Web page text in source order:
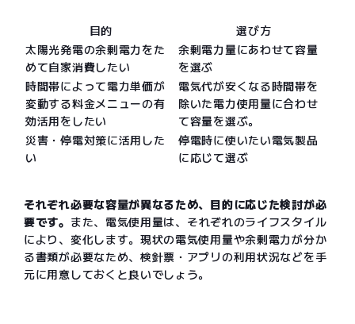
目的
選び方
太陽光発電の余剰電力をた
めて自家消費したい
余剰電力量にあわせて容量
を選ぶ
時間帯によって電力単価が
変動する料金メニューの有
効活用をしたい
電気代が安くなる時間帯を
除いた電力使用量に合わせ
て容量を選ぶ。
災害・停電対策に活用した
い
停電時に使いたい電気製品
に応じて選ぶ
それぞれ必要な容量が異なるため、目的に応じた検討が必
要です。 また、電気使用量は、それぞれのライフスタイル
により、変化します。現状の電気使用量や余剰電力が分か
る書類が必要なため、検針票・アプリの利用状況などを手
元に用意しておくと良いでしょう。